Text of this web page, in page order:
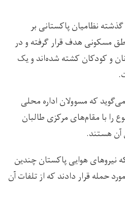
نظامیان پاکستانی بر
مسکونی هدف قرار گرفته‌ و در
و کودکان کشته شده‌اند و یک
که مسوولان اداره محلی
را با مقام‌های مرکزی طالبان
آن هستند.
نیروهای هوایی پاکستان چندین
حمله قرار دادند که از تلفات آن